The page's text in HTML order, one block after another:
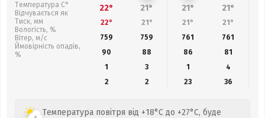
Температура С°
Відчувається як
Тиск, мм
Вологість, %
Вітер, м/с
Ймовірність опадів,
%
22° 21° 21° 21°
22° 21° 21° 21°
759
759 761 761
90
88 86 81
1
3 1
4
2
2 23 36
Температура повітря від +18°C до +27°C, буде